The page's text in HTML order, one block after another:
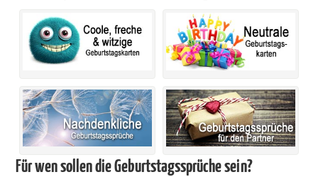
Für wen sollen die Geburtstagssprüche sein?